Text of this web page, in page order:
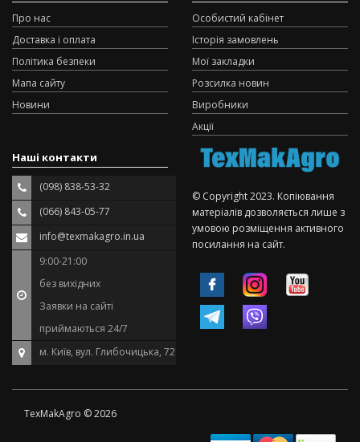
Про нас
Доставка і оплата
Політика безпеки
Мапа сайту
Новини
Особистий кабінет
Історія замовлень
Мої закладки
Розсилка новин
Виробники
Акції
Наші контакти
(098) 838-53-32
(066) 843-05-77
info@texmakagro.in.ua
9:00-21:00
без вихідних
Заявки на сайті
приймаються 24/7
м. Київ, вул. Глибочицька, 72
© Copyright 2023. Копіювання
матеріалів дозволяється лише з
умовою розміщення активного
посилання на сайт.
TexMakAgro © 2026